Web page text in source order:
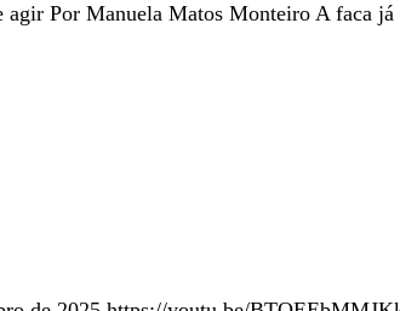
agir Por Manuela Matos Monteiro A faca